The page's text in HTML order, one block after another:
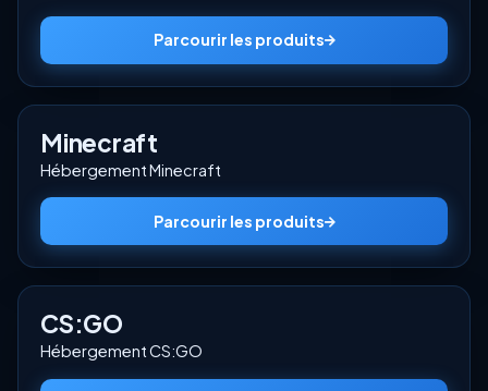
Parcourir les produits
Minecraft
Hébergement Minecraft
Parcourir les produits
CS:GO
Hébergement CS:GO